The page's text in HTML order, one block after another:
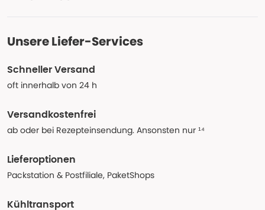
Unsere Liefer-Services
Schneller Versand
oft innerhalb von 24 h
Versandkostenfrei
ab oder bei Rezepteinsendung. Ansonsten nur ¹⁴
Lieferoptionen
Packstation & Postfiliale, PaketShops
Kühltransport